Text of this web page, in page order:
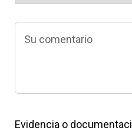
Evidencia o